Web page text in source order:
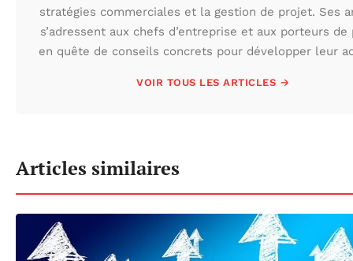
stratégies commerciales et la gestion de projet. Ses
s’adressent aux chefs d’entreprise et aux porteurs de
en quête de conseils concrets pour développer leur
VOIR TOUS LES ARTICLES →
Articles similaires